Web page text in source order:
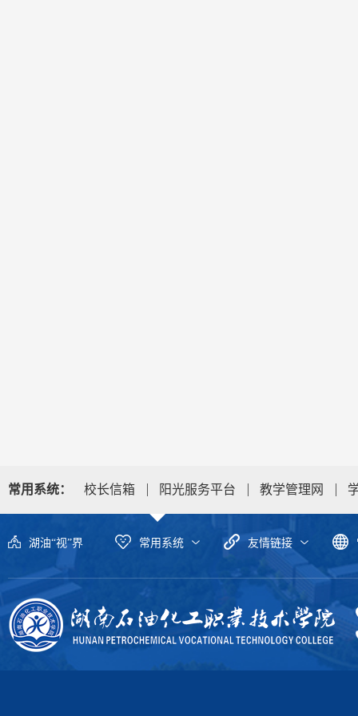
常用系统： 校长信箱 阳光服务平台 教学管理网
湖油“视”界 常用系统 友情链接